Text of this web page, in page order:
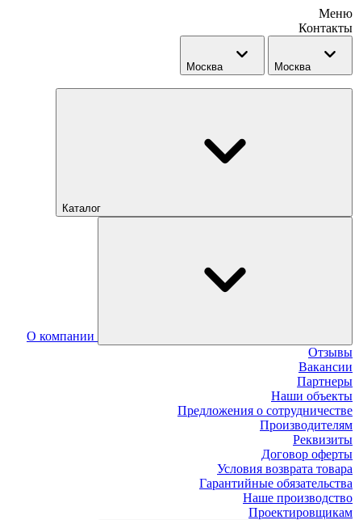
Меню
Контакты
Москва Москва
Каталог
О компании
Отзывы
Вакансии
Партнеры
Наши объекты
Предложения о сотрудничестве
Производителям
Реквизиты
Договор оферты
Условия возврата товара
Гарантийные обязательства
Наше производство
Проектировщикам